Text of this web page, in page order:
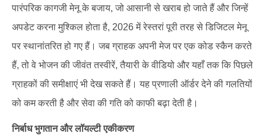
पारंपरिक कागजी मेनू के बजाय, जो आसानी से खराब हो जाते हैं और जिन्हें
अपडेट करना मुश्किल होता है, 2026 में रेस्तरां पूरी तरह से डिजिटल मेनू
पर स्थानांतरित हो गए हैं। जब ग्राहक अपनी मेज पर एक कोड स्कैन करते
हैं, तो वे भोजन की जीवंत तस्वीरें, तैयारी के वीडियो और यहाँ तक कि पिछले
ग्राहकों की समीक्षाएं भी देख सकते हैं। यह प्रणाली ऑर्डर देने की गलतियों
को कम करती है और सेवा की गति को काफी बढ़ा देती है।
निर्बाध भुगतान और लॉयल्टी एकीकरण